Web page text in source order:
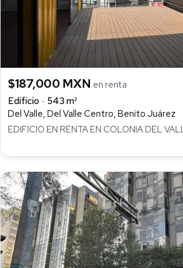
$187,000 MXN en renta
Edificio
543 m²
Del Valle, Del Valle Centro, Benito Juárez
EDIFICIO EN RENTA EN COLONIA DEL